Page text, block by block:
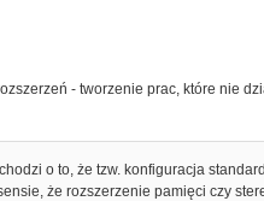
- tworzenie prac, które nie
o to, że tzw. konfiguracja
że rozszerzenie pamięci czy